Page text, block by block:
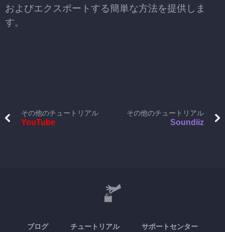
およびエクスポートする簡単な方法を提供しま
す。
その他のチュートリアル
YouTube
その他のチュートリアル
Soundiiz
ブログ チュートリアル サポートセンター